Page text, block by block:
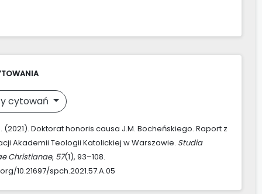
cytowań
(2021). Doktorat honoris causa J.M. Bocheńskiego. Raport z
Akademii Teologii Katolickiej w Warszawie. Studia
Christianae, 57(1), 93–108.
10.21697/spch.2021.57.A.05